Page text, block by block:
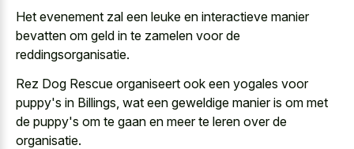
Het evenement zal een leuke en interactieve manier
bevatten om geld in te zamelen voor de
reddingsorganisatie.
Rez Dog Rescue organiseert ook een yogales voor
puppy's in Billings, wat een geweldige manier is om met
de puppy's om te gaan en meer te leren over de
organisatie.